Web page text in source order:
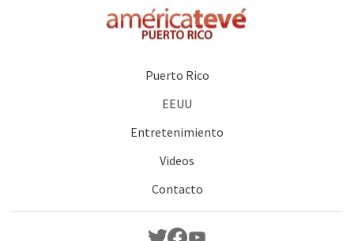
Puerto Rico
EEUU
Entretenimiento
Videos
Contacto